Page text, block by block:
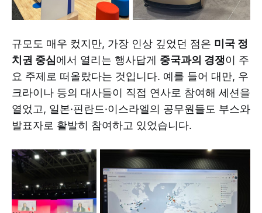
규모도 매우 컸지만, 가장 인상 깊었던 점은 미국 정
치권 중심에서 열리는 행사답게 중국과의 경쟁이 주
요 주제로 떠올랐다는 것입니다. 예를 들어 대만, 우
크라이나 등의 대사들이 직접 연사로 참여해 세션을
열었고, 일본·핀란드·이스라엘의 공무원들도 부스와
발표자로 활발히 참여하고 있었습니다.